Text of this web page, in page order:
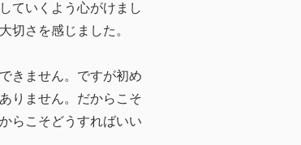
ていくよう心がけまし
さを感じました。
きません。ですが初め
りません。だからこそ
らこそどうすればいい